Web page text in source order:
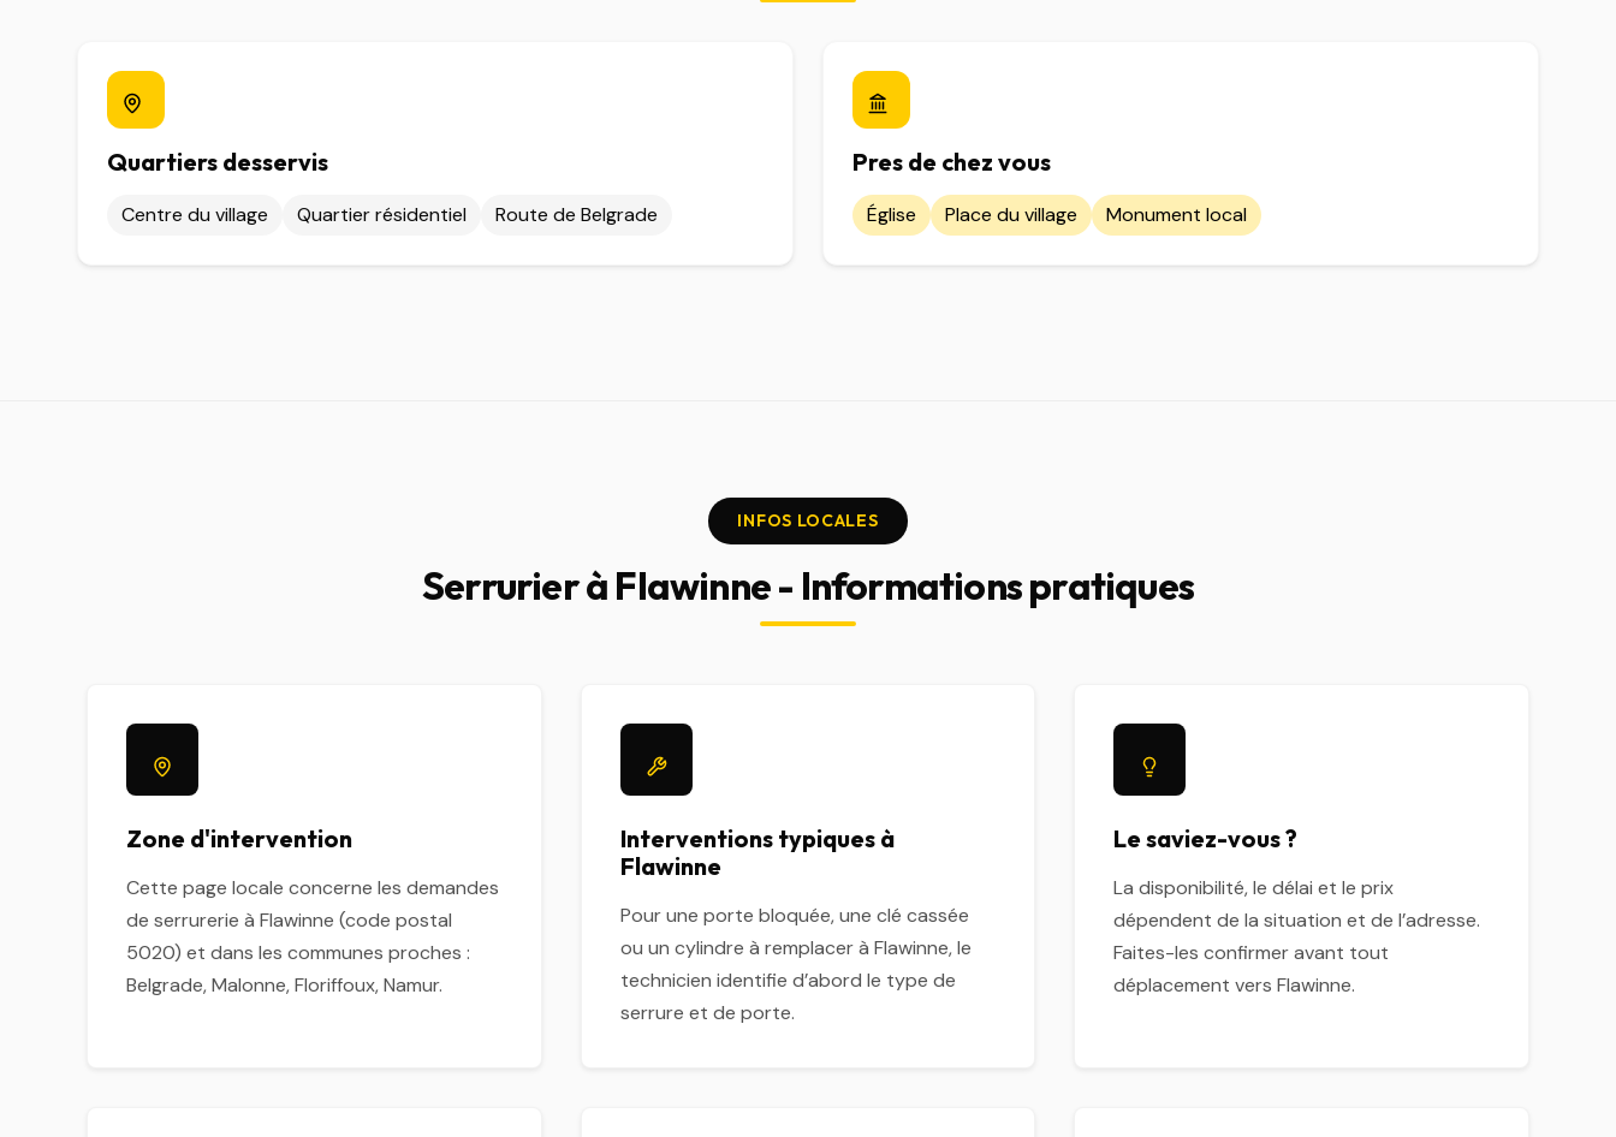
Quartiers desservis
Centre du village Quartier résidentiel Route de Belgrade
Pres de chez vous
Église Place du village Monument local
INFOS LOCALES
Serrurier à Flawinne - Informations pratiques
Zone d'intervention
Cette page locale concerne les demandes
de serrurerie à Flawinne (code postal
5020) et dans les communes proches :
Belgrade, Malonne, Floriffoux, Namur.
Interventions typiques à
Flawinne
Pour une porte bloquée, une clé cassée
ou un cylindre à remplacer à Flawinne, le
technicien identifie d’abord le type de
serrure et de porte.
Le saviez-vous ?
La disponibilité, le délai et le prix
dépendent de la situation et de l’adresse.
Faites-les confirmer avant tout
déplacement vers Flawinne.